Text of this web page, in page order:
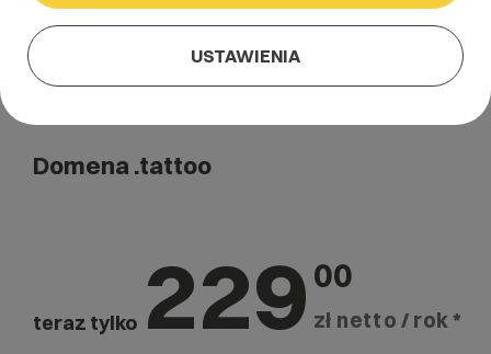
Domena .tattoo
teraz tylko 229 00
zł netto / rok *
USTAWIENIA